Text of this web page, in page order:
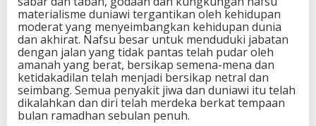
materialisme duniawi tergantikan oleh kehidupan
moderat yang menyeimbangkan kehidupan dunia
dan akhirat. Nafsu besar untuk menduduki jabatan
dengan jalan yang tidak pantas telah pudar oleh
amanah yang berat, bersikap semena-mena dan
ketidakadilan telah menjadi bersikap netral dan
seimbang. Semua penyakit jiwa dan duniawi itu telah
dikalahkan dan diri telah merdeka berkat tempaan
bulan ramadhan sebulan penuh.